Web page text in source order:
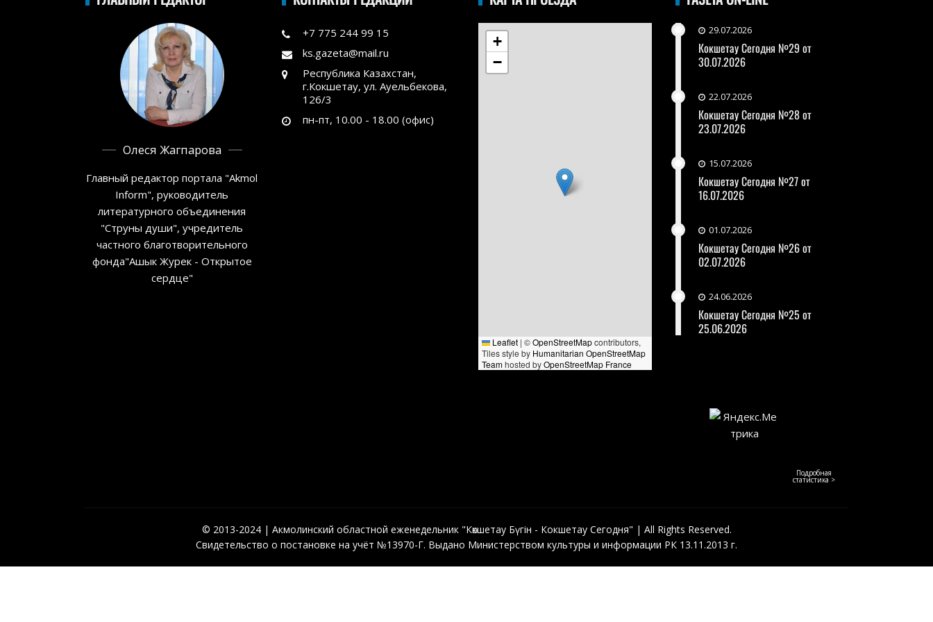
Олеся Жагпарова
Главный редактор портала "Akmol
Inform", руководитель
литературного объединения
"Струны души", учредитель
частного благотворительного
фонда"Ашык Журек - Открытое
сердце"
+7 775 244 99 15
ks.gazeta@mail.ru
Республика Казахстан,
г.Кокшетау, ул. Ауельбекова,
126/3
пн-пт, 10.00 - 18.00 (офис)
+
−
Leaflet | ©OpenStreetMapcontributors,
Tiles style by Humanitarian OpenStreetMap
Teamhosted byOpenStreetMap France
29.07.2026
Кокшетау Сегодня №29 от
30.07.2026
22.07.2026
Кокшетау Сегодня №28 от
23.07.2026
15.07.2026
Кокшетау Сегодня №27 от
16.07.2026
01.07.2026
Кокшетау Сегодня №26 от
02.07.2026
24.06.2026
Кокшетау Сегодня №25 от
25.06.2026
Подробная
статистика >
© 2013-2024 | Акмолинский областной еженедельник "Көкшетау Бүгін - Кокшетау Сегодня" | All Rights Reserved.
Свидетельство о постановке на учёт №13970-Г. Выдано Министерством культуры и информации РК 13.11.2013 г.